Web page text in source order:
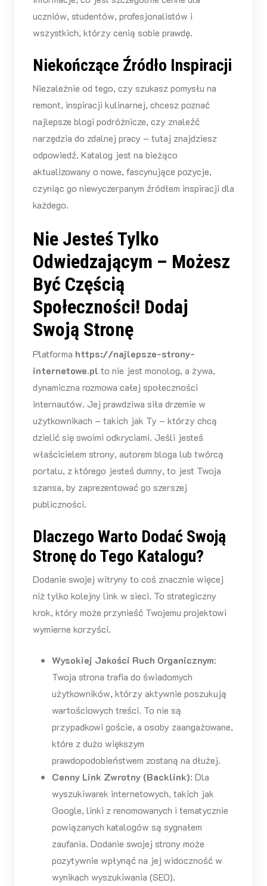
uczniów, studentów, profesjonalistów i
wszystkich, którzy cenią sobie prawdę.
Niekończące Źródło Inspiracji
Niezależnie od tego, czy szukasz pomysłu na
remont, inspiracji kulinarnej, chcesz poznać
najlepsze blogi podróżnicze, czy znaleźć
narzędzia do zdalnej pracy – tutaj znajdziesz
odpowiedź. Katalog jest na bieżąco
aktualizowany o nowe, fascynujące pozycje,
czyniąc go niewyczerpanym źródłem inspiracji dla
każdego.
Nie Jesteś Tylko
Odwiedzającym – Możesz
Być Częścią
Społeczności! Dodaj
Swoją Stronę
Platforma https://najlepsze-strony-
internetowe.plto nie jest monolog, a żywa,
dynamiczna rozmowa całej społeczności
internautów. Jej prawdziwa siła drzemie w
użytkownikach – takich jak Ty – którzy chcą
dzielić się swoimi odkryciami. Jeśli jesteś
właścicielem strony, autorem bloga lub twórcą
portalu, z którego jesteś dumny, to jest Twoja
szansa, by zaprezentować go szerszej
publiczności.
Dlaczego Warto Dodać Swoją
Stronę do Tego Katalogu?
Dodanie swojej witryny to coś znacznie więcej
niż tylko kolejny link w sieci. To strategiczny
krok, który może przynieść Twojemu projektowi
wymierne korzyści.
Wysokiej Jakości Ruch Organicznym:
Twoja strona trafia do świadomych
użytkowników, którzy aktywnie poszukują
wartościowych treści. To nie są
przypadkowi goście, a osoby zaangażowane,
które z dużo większym
prawdopodobieństwem zostaną na dłużej.
Cenny Link Zwrotny (Backlink): Dla
wyszukiwarek internetowych, takich jak
Google, linki z renomowanych i tematycznie
powiązanych katalogów są sygnałem
zaufania. Dodanie swojej strony może
pozytywnie wpłynąć na jej widoczność w
wynikach wyszukiwania (SEO).